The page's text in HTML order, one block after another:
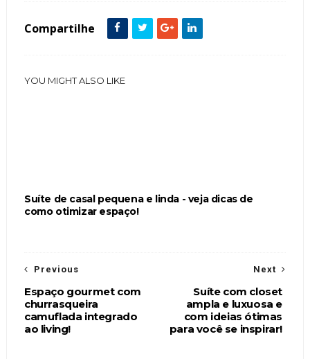
Compartilhe
YOU MIGHT ALSO LIKE
Suíte de casal pequena e linda - veja dicas de
como otimizar espaço!
Next
Suíte com closet
ampla e luxuosa e
com ideias ótimas
para você se inspirar!
Previous
Espaço gourmet com
churrasqueira
camuflada integrado
ao living!